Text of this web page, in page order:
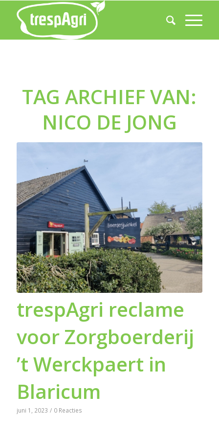
TAG ARCHIEF VAN:
NICO DE JONG
trespAgri reclame
voor Zorgboerderij
’t Werckpaert in
Blaricum
juni 1, 2023 / 0 Reacties